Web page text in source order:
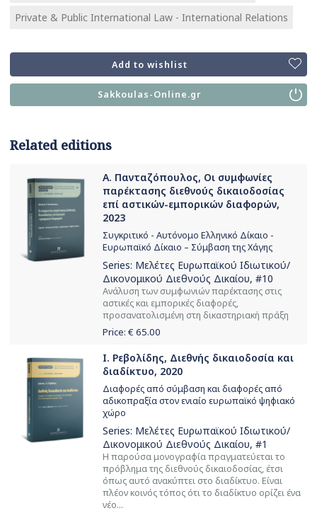
Private & Public International Law - International Relations
Add to wishlist
Sakkoulas-Online.gr
Related editions
Α. Πανταζόπουλος, Οι συμφωνίες
παρέκτασης διεθνούς δικαιοδοσίας
επί αστικών-εμπορικών διαφορών,
2023
Συγκριτικό - Αυτόνομο Ελληνικό Δίκαιο -
Ευρωπαϊκό Δίκαιο – Σύμβαση της Χάγης
Series: Μελέτες Ευρωπαϊκού Ιδιωτικού/
Δικονομικού Διεθνούς Δικαίου, #10
Ανάλυση των συμφωνιών παρέκτασης στις
αστικές και εμπορικές διαφορές,
προσανατολισμένη στη δικαστηριακή πράξη
Price: € 65.00
Ι. Ρεβολίδης, Διεθνής δικαιοδοσία και
διαδίκτυο, 2020
Διαφορές από σύμβαση και διαφορές από
αδικοπραξία στον ενιαίο ευρωπαϊκό ψηφιακό
χώρο
Series: Μελέτες Ευρωπαϊκού Ιδιωτικού/
Δικονομικού Διεθνούς Δικαίου, #1
Η παρούσα μονογραφία πραγματεύεται το
πρόβλημα της διεθνούς δικαιοδοσίας, έτσι
όπως αυτό ανακύπτει στο διαδίκτυο. Είναι
πλέον κοινός τόπος ότι το διαδίκτυο ορίζει ένα
νέο...